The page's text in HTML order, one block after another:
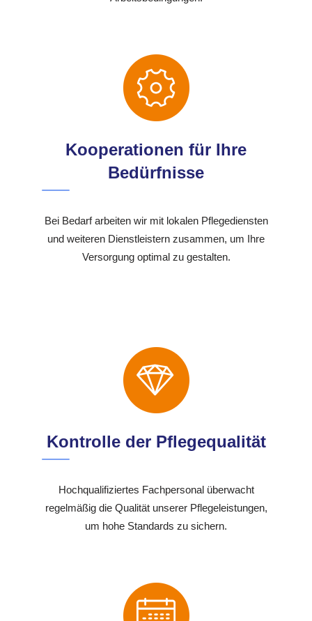
Kooperationen für Ihre
Bedürfnisse
Bei Bedarf arbeiten wir mit lokalen Pflegediensten
und weiteren Dienstleistern zusammen, um Ihre
Versorgung optimal zu gestalten.
Kontrolle der Pflegequalität
Hochqualifiziertes Fachpersonal überwacht
regelmäßig die Qualität unserer Pflegeleistungen,
um hohe Standards zu sichern.